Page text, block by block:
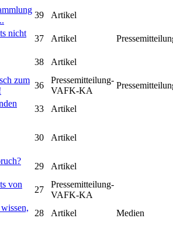
39
Artikel
nicht
37 Artikel
38
Artikel
zum
36
Pressemitteilung-
VAFK-KA
33
Artikel
30 Artikel
29
Artikel
von
27
Pressemitteilung-
VAFK-KA
28 Artikel
Medien